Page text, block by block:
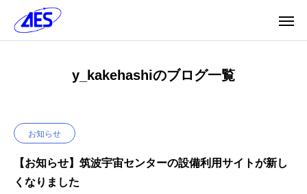
y_kakehashiのブログ一覧
お知らせ
【お知らせ】筑波宇宙センターの設備利用サイトが新し
くなりました